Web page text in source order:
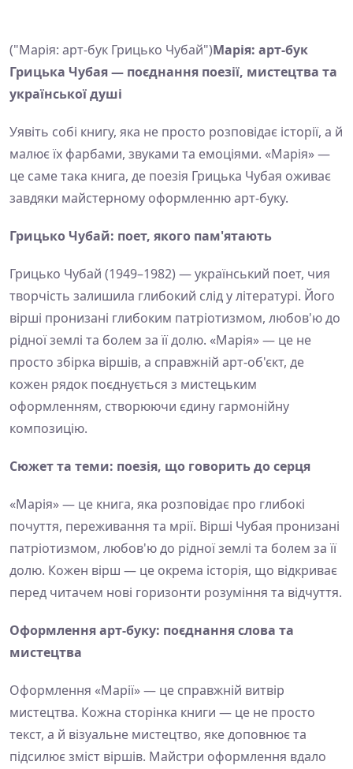
("Марія: арт-бук Грицько Чубай")Марія: арт-бук
Грицька Чубая — поєднання поезії, мистецтва та
української душі
Уявіть собі книгу, яка не просто розповідає історії, а й
малює їх фарбами, звуками та емоціями. «Марія» —
це саме така книга, де поезія Грицька Чубая оживає
завдяки майстерному оформленню арт-буку.
Грицько Чубай: поет, якого пам'ятають
Грицько Чубай (1949–1982) — український поет, чия
творчість залишила глибокий слід у літературі. Його
вірші пронизані глибоким патріотизмом, любов'ю до
рідної землі та болем за її долю. «Марія» — це не
просто збірка віршів, а справжній арт-об'єкт, де
кожен рядок поєднується з мистецьким
оформленням, створюючи єдину гармонійну
композицію.
Сюжет та теми: поезія, що говорить до серця
«Марія» — це книга, яка розповідає про глибокі
почуття, переживання та мрії. Вірші Чубая пронизані
патріотизмом, любов'ю до рідної землі та болем за її
долю. Кожен вірш — це окрема історія, що відкриває
перед читачем нові горизонти розуміння та відчуття.
Оформлення арт-буку: поєднання слова та
мистецтва
Оформлення «Марії» — це справжній витвір
мистецтва. Кожна сторінка книги — це не просто
текст, а й візуальне мистецтво, яке доповнює та
підсилює зміст віршів. Майстри оформлення вдало